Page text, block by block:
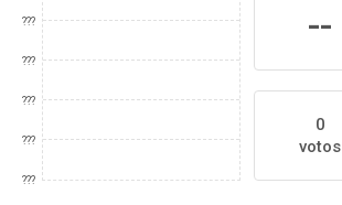
???
???
???
???
???
--
0
votos